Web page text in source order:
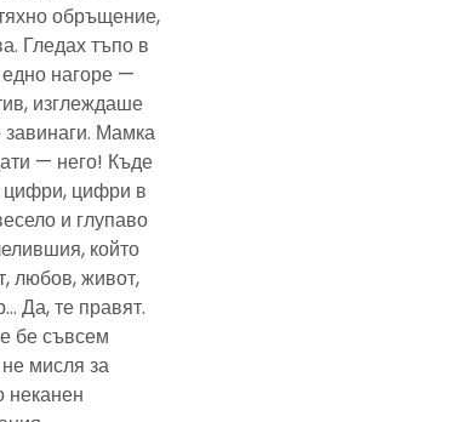
обръщение,
Гледах тъпо в
нагоре —
изглеждаше
завинаги. Мамка
— него! Къде
цифри, цифри в
и глупаво
който
любов, живот,
Да, те правят.
бе съвсем
мисля за